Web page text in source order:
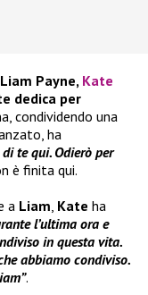
Payne, Kate
dedica per
condividendo una
ha
te qui. Odierò per
è finita qui.
a Liam, Kate ha
l’ultima ora e
in questa vita.
abbiamo condiviso.
.